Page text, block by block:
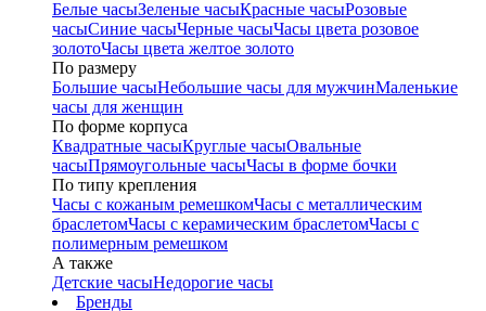
Белые часыЗеленые часыКрасные часыРозовые
часыСиние часыЧерные часыЧасы цвета розовое
золотоЧасы цвета желтое золото
По размеру
Большие часыНебольшие часы для мужчинМаленькие
часы для женщин
По форме корпуса
Квадратные часыКруглые часыОвальные
часыПрямоугольные часыЧасы в форме бочки
По типу крепления
Часы с кожаным ремешкомЧасы с металлическим
браслетомЧасы с керамическим браслетомЧасы с
полимерным ремешком
А также
Детские часыНедорогие часы
Бренды